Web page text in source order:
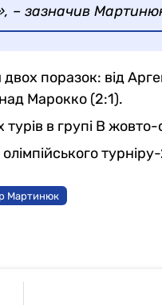
– зазначив
двох поразок: від
Марокко (2:1).
в групі В жовто-
турніру-
Мартинюк